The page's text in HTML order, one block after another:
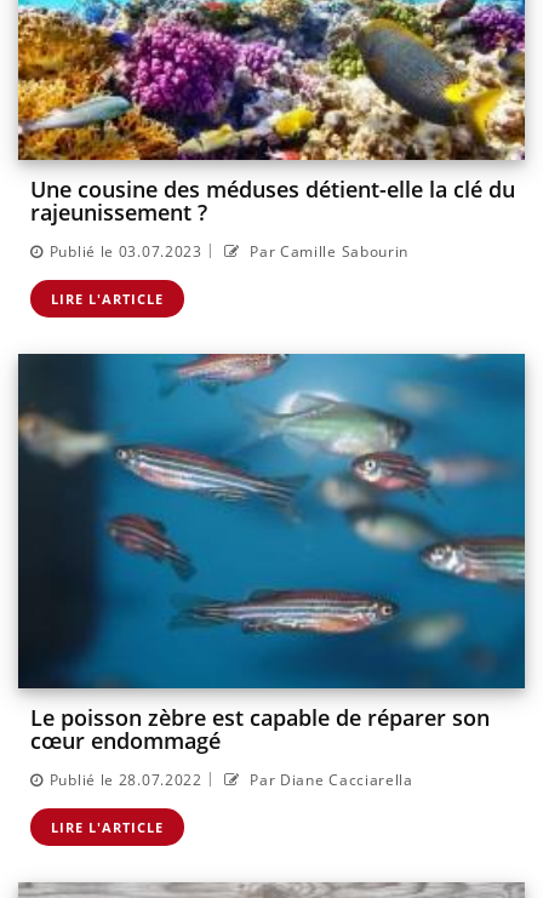
Une cousine des méduses détient-elle la clé du
rajeunissement ?
Publié le 03.07.2023 | Par Camille Sabourin
LIRE L'ARTICLE
Le poisson zèbre est capable de réparer son
cœur endommagé
Publié le 28.07.2022 | Par Diane Cacciarella
LIRE L'ARTICLE